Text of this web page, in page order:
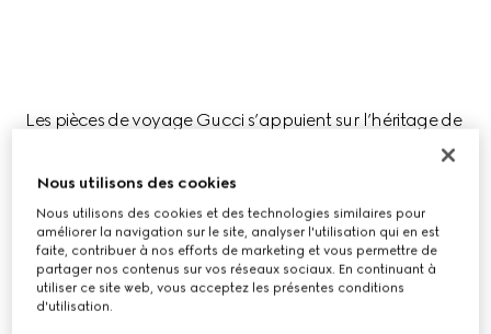
Les pièces de voyage Gucci s’appuient sur l’héritage de
la Maison, autrefois atelier de bagagerie, et vous suivront
dans toutes vos aventures estivales.
DÉCOUVRIR LES SACS DE VOYAGE POUR FEMME
Nous utilisons des cookies
Nous utilisons des cookies et des technologies similaires pour
améliorer la navigation sur le site, analyser l'utilisation qui en est
faite, contribuer à nos efforts de marketing et vous permettre de
partager nos contenus sur vos réseaux sociaux. En continuant à
utiliser ce site web, vous acceptez les présentes conditions
d'utilisation.